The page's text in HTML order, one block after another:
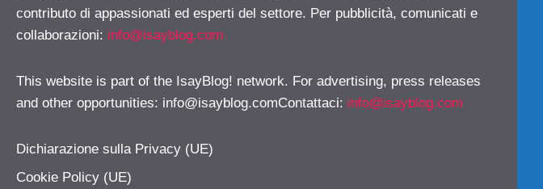
contributo di appassionati ed esperti del settore. Per pubblicità, comunicati e
collaborazioni: info@isayblog.com
This website is part of the IsayBlog! network. For advertising, press releases
and other opportunities: info@isayblog.comContattaci: info@isayblog.com
Dichiarazione sulla Privacy (UE)
Cookie Policy (UE)